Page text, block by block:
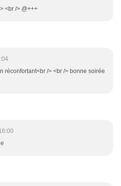
<br /> @+++
réconfortant<br /> <br /> bonne soirée